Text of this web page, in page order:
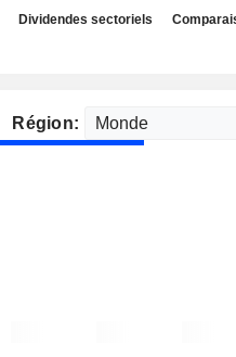
Dividendes sectoriels
Région: